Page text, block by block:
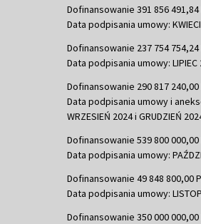
Dofinansowanie 391 856 491,84
Data podpisania umowy:
Dofinansowanie 237 754 754,24
Data podpisania umowy: LIPIEC
Dofinansowanie 290 817 240,00
Data podpisania umowy i
WRZESIEŃ 2024 i GRUDZIEŃ
Dofinansowanie 539 800 000,00
Data podpisania umowy:
Dofinansowanie 49 848 800,00
Data podpisania umowy:
Dofinansowanie 350 000 000,00